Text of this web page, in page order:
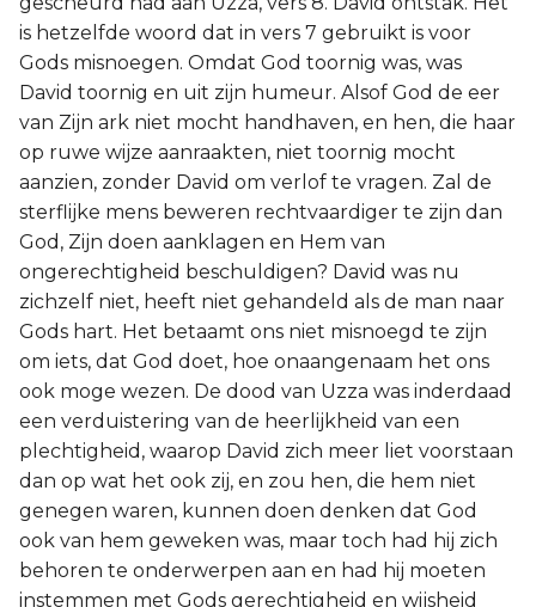
is hetzelfde woord dat in vers 7 gebruikt is voor
Gods misnoegen. Omdat God toornig was, was
David toornig en uit zijn humeur. Alsof God de eer
van Zijn ark niet mocht handhaven, en hen, die haar
op ruwe wijze aanraakten, niet toornig mocht
aanzien, zonder David om verlof te vragen. Zal de
sterflijke mens beweren rechtvaardiger te zijn dan
God, Zijn doen aanklagen en Hem van
ongerechtigheid beschuldigen? David was nu
zichzelf niet, heeft niet gehandeld als de man naar
Gods hart. Het betaamt ons niet misnoegd te zijn
om iets, dat God doet, hoe onaangenaam het ons
ook moge wezen. De dood van Uzza was inderdaad
een verduistering van de heerlijkheid van een
plechtigheid, waarop David zich meer liet voorstaan
dan op wat het ook zij, en zou hen, die hem niet
genegen waren, kunnen doen denken dat God
ook van hem geweken was, maar toch had hij zich
behoren te onderwerpen aan en had hij moeten
instemmen met Gods gerechtigheid en wijsheid